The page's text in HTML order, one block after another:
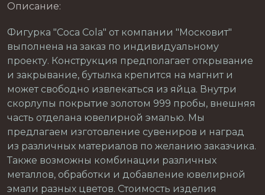
Описание:
Фигурка "Coca Cola" от компании "Московит"
выполнена на заказ по индивидуальному
проекту. Конструкция предполагает открывание
и закрывание, бутылка крепится на магнит и
может свободно извлекаться из яйца. Внутри
скорлупы покрытие золотом 999 пробы, внешняя
часть отделана ювелирной эмалью. Мы
предлагаем изготовление сувениров и наград
из различных материалов по желанию заказчика.
Также возможны комбинации различных
металлов, обработки и добавление ювелирной
эмали разных цветов. Стоимость изделия